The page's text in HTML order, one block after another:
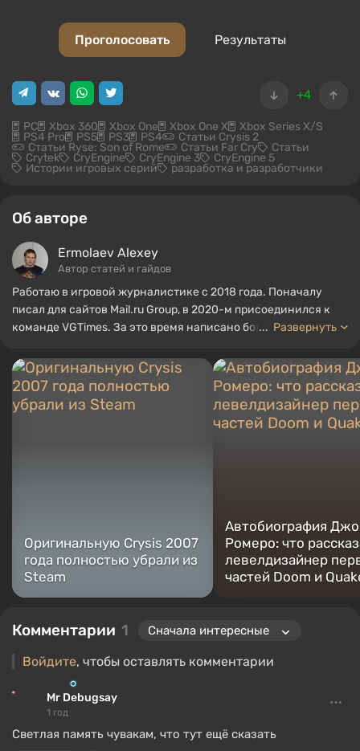
Проголосовать Результаты
+4
PC Xbox 360 Xbox One Xbox One X Xbox Series X/S
PS4 Pro PS5 PS3 PS4 Статьи Crysis 2
Статьи Ryse: Son of Rome Статьи Far Cry Статьи
Crytek CryEngine CryEngine 3 CryEngine 5
Истории игровых серий разработка и разработчики
Об авторе
Ermolaev Alexey
Автор статей и гайдов
Работаю в игровой журналистике с 2018 года. Поначалу
писал для сайтов Mail.ru Group, в 2020-м присоединился к
команде VGTimes. За это время написано больше тысячи
сериалов, кратких биографий известных людей, подборок
косплея и гайдов. Из крупных выставок посещал «ИгроМир»
и «РЭД Экспо».
... Развернуть
Оригинальную Crysis 2007
года полностью убрали из
Steam
Автобиография
Ромеро: что
левелдизайнер
частей Doom и
Комментарии 1
Войдите, чтобы оставлять комментарии
Mr Debugsay
1 год
Светлая память чувакам, что тут ещё сказать